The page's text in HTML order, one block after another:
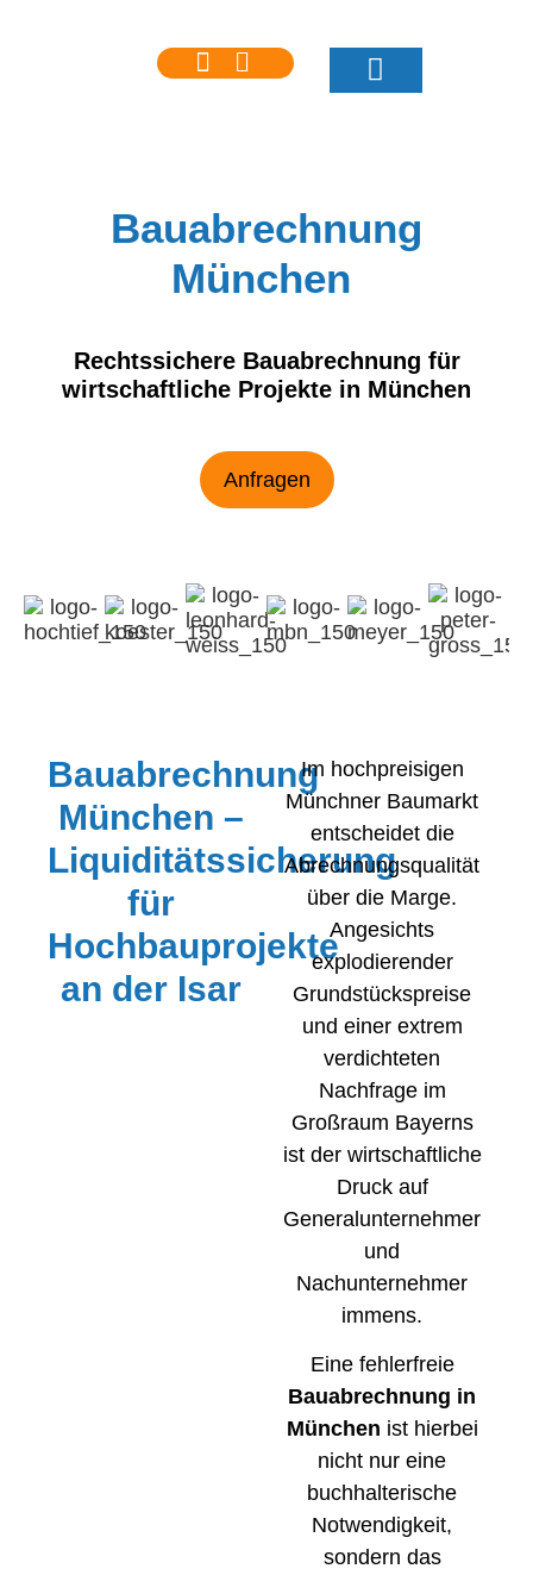
Bauabrechnung
München
Rechtssichere Bauabrechnung für
wirtschaftliche Projekte in München
Anfragen
Bauabrechnung
München –
Liquiditätssicherung
für
Hochbauprojekte
an der Isar
Im hochpreisigen
Münchner Baumarkt
entscheidet die
Abrechnungsqualität
über die Marge.
Angesichts
explodierender
Grundstückspreise
und einer extrem
verdichteten
Nachfrage im
Großraum Bayerns
ist der wirtschaftliche
Druck auf
Generalunternehmer
und
Nachunternehmer
immens.
Eine fehlerfreie
Bauabrechnung in
München ist hierbei
nicht nur eine
buchhalterische
Notwendigkeit,
sondern das